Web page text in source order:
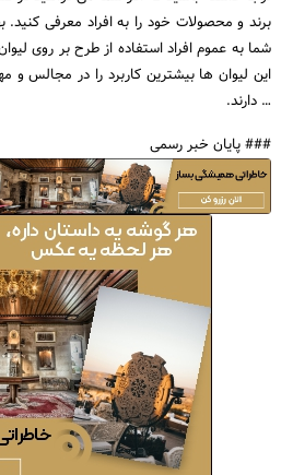
برند و محصولات خود را به افراد معرفی کنید.
شما به عموم افراد استفاده از طرح بر روی
این لیوان ها بیشترین کاربرد را در مجالس
… دارند.
### پایان خبر رسمی